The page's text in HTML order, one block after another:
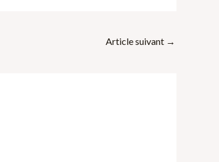
Article suivant →